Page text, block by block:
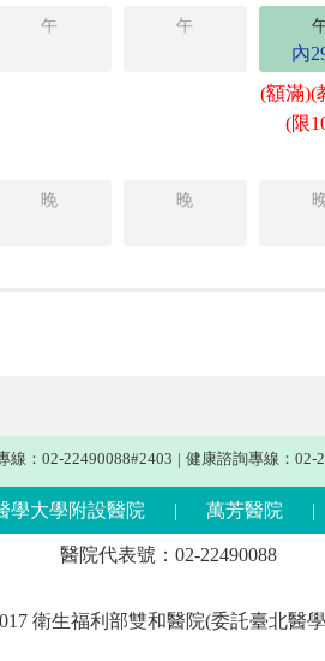
午 午
內
(額滿)(
(限
晚 晚
線：02-22490088#2403 | 健康諮詢專線：02-
學大學附設醫院 | 萬芳醫院 |
醫院代表號：02-22490088
衛生福利部雙和醫院(委託臺北醫